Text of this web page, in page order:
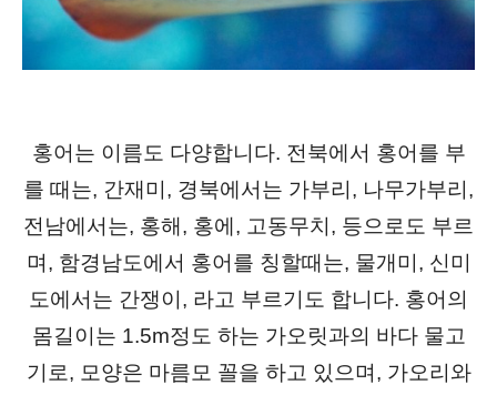
홍어는 이름도 다양합니다. 전북에서 홍어를 부
를 때는, 간재미, 경북에서는 가부리, 나무가부리,
전남에서는, 홍해, 홍에, 고동무치, 등으로도 부르
며, 함경남도에서 홍어를 칭할때는, 물개미, 신미
도에서는 간쟁이, 라고 부르기도 합니다. 홍어의
몸길이는 1.5m정도 하는 가오릿과의 바다 물고
기로, 모양은 마름모 꼴을 하고 있으며, 가오리와